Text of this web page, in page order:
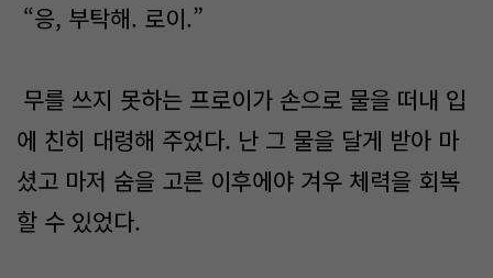
“응, 부탁해. 로이.”
무를 쓰지 못하는 프로이가 손으로 물을 떠내 입
에 친히 대령해 주었다. 난 그 물을 달게 받아 마
셨고 마저 숨을 고른 이후에야 겨우 체력을 회복
할 수 있었다.